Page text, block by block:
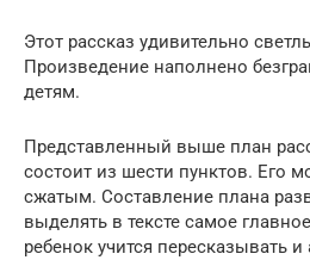
Этот рассказ удивительно
Произведение наполнено
детям.
Представленный выше план
состоит из шести пунктов. Его
сжатым. Составление плана
выделять в тексте самое
ребенок учится пересказывать